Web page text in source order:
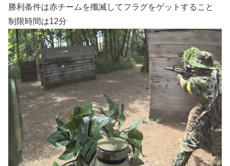
勝利条件は赤チームを殲滅してフラグをゲットすること
制限時間は12分